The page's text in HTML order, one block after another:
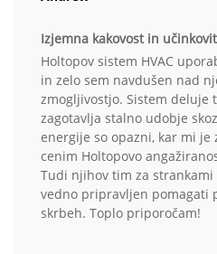
Izjemna kakovost in
Holtopov sistem HVAC
in zelo sem navdušen nad
zmogljivostjo. Sistem deluje
zagotavlja stalno udobje
energije so opazni, kar mi je
cenim Holtopovo
Tudi njihov tim za
vedno pripravljen pomagati
skrbeh. Toplo priporočam!